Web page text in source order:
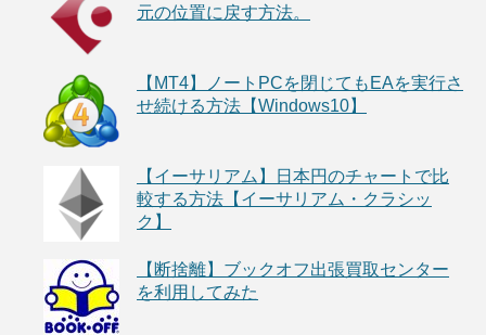
元の位置に戻す方法。
【MT4】ノートPCを閉じてもEAを実行さ
せ続ける方法【Windows10】
【イーサリアム】日本円のチャートで比
較する方法【イーサリアム・クラシッ
ク】
【断捨離】ブックオフ出張買取センター
を利用してみた